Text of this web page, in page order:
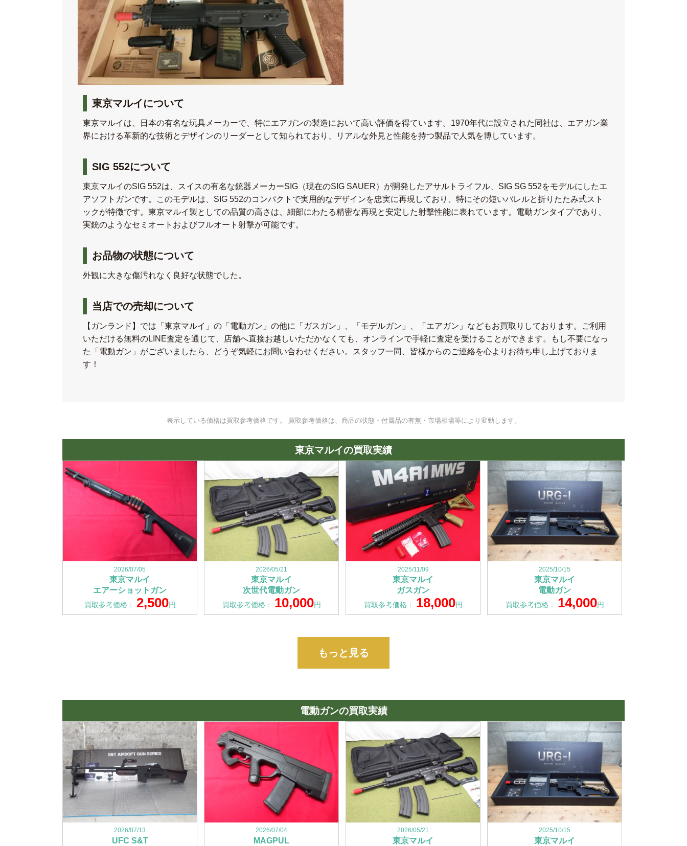
東京マルイについて
東京マルイは、日本の有名な玩具メーカーで、特にエアガンの製造において高い評価を得ています。1970年代に設立された同社は、エアガン業
界における革新的な技術とデザインのリーダーとして知られており、リアルな外見と性能を持つ製品で人気を博しています。
SIG 552について
東京マルイのSIG 552は、スイスの有名な銃器メーカーSIG（現在のSIG SAUER）が開発したアサルトライフル、SIG SG 552をモデルにしたエ
アソフトガンです。このモデルは、SIG 552のコンパクトで実用的なデザインを忠実に再現しており、特にその短いバレルと折りたたみ式スト
ックが特徴です。東京マルイ製としての品質の高さは、細部にわたる精密な再現と安定した射撃性能に表れています。電動ガンタイプであり、
実銃のようなセミオートおよびフルオート射撃が可能です。
お品物の状態について
外観に大きな傷汚れなく良好な状態でした。
当店での売却について
【ガンランド】では「東京マルイ」の「電動ガン」の他に「ガスガン」、「モデルガン」、「エアガン」などもお買取りしております。ご利用
いただける無料のLINE査定を通じて、店舗へ直接お越しいただかなくても、オンラインで手軽に査定を受けることができます。もし不要になっ
た「電動ガン」がございましたら、どうぞ気軽にお問い合わせください。スタッフ一同、皆様からのご連絡を心よりお待ち申し上げておりま
す！
表示している価格は買取参考価格です。 買取参考価格は、商品の状態・付属品の有無・市場相場等により変動します。
東京マルイの買取実績
2026/07/05
東京マルイ
エアーショットガン
買取参考価格： 2,500円
2026/05/21
東京マルイ
次世代電動ガン
買取参考価格： 10,000円
2025/11/09
東京マルイ
ガスガン
買取参考価格： 18,000円
2025/10/15
東京マルイ
電動ガン
買取参考価格： 14,000円
もっと見る
電動ガンの買取実績
2026/07/13
UFC S&T
2026/07/04
MAGPUL
2026/05/21
東京マルイ
2025/10/15
東京マルイ